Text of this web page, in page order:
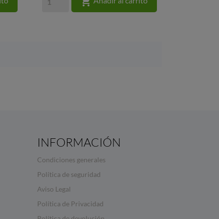
INFORMACIÓN
Condiciones generales
Política de seguridad
Aviso Legal
Política de Privacidad